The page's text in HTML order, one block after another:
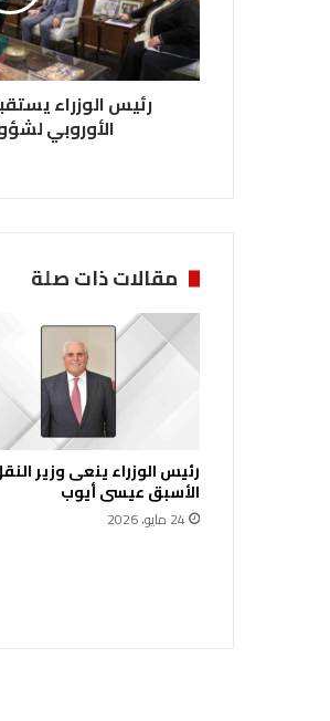
ل
و
ز
ر
ت
ب
ل
م
ف
ت
ح
ا
رئيس الوزراء
الأوروبي
مقالات ذات صلة
رئيس الوزراء ينعى وزير
الأسبق عيسى أيوب
24 مايو، 2026